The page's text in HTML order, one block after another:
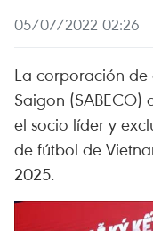
05/07/2022 02:26
La corporación
Saigon
el socio líder y
de fútbol de
2025.